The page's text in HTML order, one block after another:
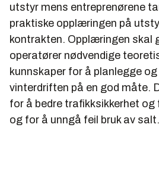
utstyr mens entreprenørene
praktiske opplæringen på
kontrakten. Opplæringen skal
operatører nødvendige
kunnskaper for å planlegge
vinterdriften på en god måte.
for å bedre trafikksikkerhet
og for å unngå feil bruk av salt.